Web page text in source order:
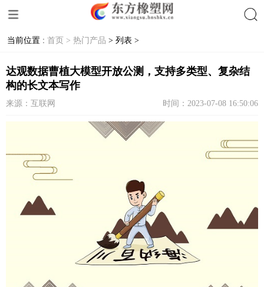
当前位置 : 首页 > 热门产品 > 列表 >
达观数据曹植大模型开放公测，支持多类型、复杂结
构的长文本写作
来源：互联网 时间：2023-07-08 16:50:06